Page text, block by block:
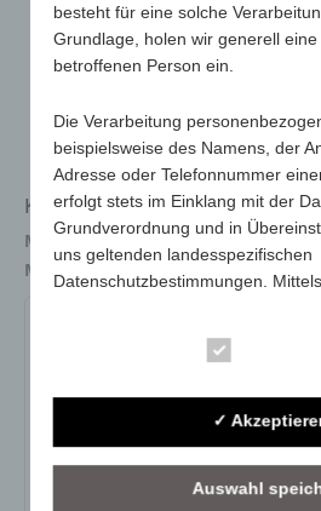
Kniekissen Prime
Maße
475 x 175 x 20 mm
Material
Polyäthylen (PE) Schaum
Art.-Nr.:4529
Variante:-
100
besteht für eine solche
Grundlage, holen wir generell
betroffenen Person ein.
Die Verarbeitung
beispielsweise des Namens, der
Adresse oder Telefonnummer
erfolgt stets im Einklang mit der
Grundverordnung und in
uns geltenden landesspezifischen
Datenschutzbestimmungen.
Öffentlichkeit über Art, Umfang
erhobenen, genutzten und
betroffene Personen mittels
Wir haben als für die Verarbeitung
✓
Auswahl